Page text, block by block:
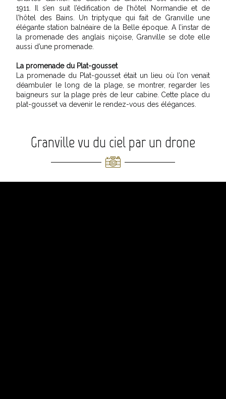
1911. Il s’en suit l’édification de l’hôtel Normandie et de
l’hôtel des Bains. Un triptyque qui fait de Granville une
élégante station balnéaire de la Belle époque. A l’instar de
la promenade des anglais niçoise, Granville se dote elle
aussi d’une promenade.
La promenade du Plat-gousset
La promenade du Plat-gousset était un lieu où l’on venait
déambuler le long de la plage, se montrer, regarder les
baigneurs sur la plage près de leur cabine. Cette place du
plat-gousset va devenir le rendez-vous des élégances.
Granville vu du ciel par un drone